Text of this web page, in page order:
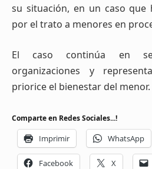
su situación, en un caso que
por el trato a menores en
El caso continúa en
organizaciones y
priorice el bienestar del menor.
Comparte en Redes Sociales...!
Imprimir WhatsApp
Facebook X